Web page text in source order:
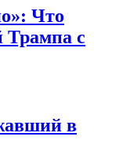
Что
Трампа с
в